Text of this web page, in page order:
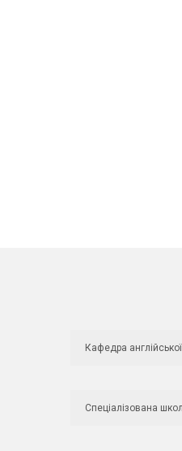
Кафедра
Спеціалізована